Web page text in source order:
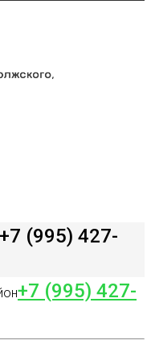
+7 (995) 427-
+7 (995) 427-